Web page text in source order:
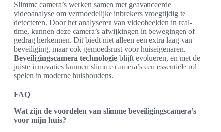
Slimme camera’s werken samen met geavanceerde
videoanalyse om vermoedelijke inbrekers vroegtijdig te
detecteren. Door het analyseren van videobeelden in real-
time, kunnen deze camera’s afwijkingen in bewegingen of
gedrag herkennen. Dit biedt niet alleen een extra laag van
beveiliging, maar ook gemoedsrust voor huiseigenaren.
Beveiligingscamera technologie blijft evolueren, en met de
juiste innovaties kunnen slimme camera’s een essentiële rol
spelen in moderne huishoudens.
FAQ
Wat zijn de voordelen van slimme beveiligingscamera’s
voor mijn huis?